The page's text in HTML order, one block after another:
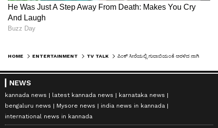
HOME ENTERTAINMENT TV TALK
NEWS
kannada news latest kannada news
karnataka news
bengaluru news
Mysore news
india news in kannada
international news in kannada